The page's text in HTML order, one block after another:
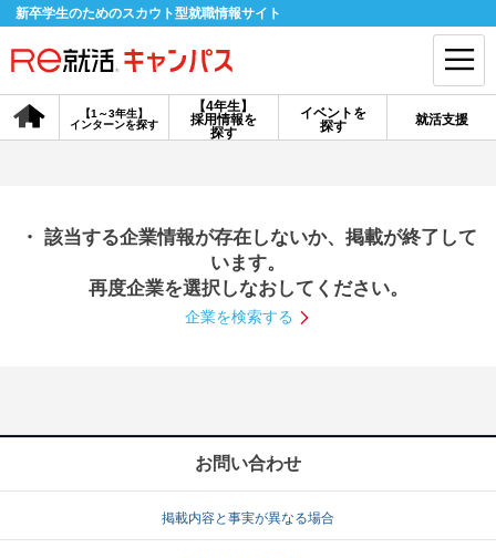
新卒学生のためのスカウト型就職情報サイト
【4年生】
採用情報を
探す
【1～3年生】
インターンを探す
イベントを
探す
就活支援
会員登録 ログイン
探す
【4年生】
説明会を探す
就活ノウハウ・サポート
・ 該当する企業情報が存在しないか、掲載が終了して
います。
再度企業を選択しなおしてください。
企業を検索する
お問い合わせ
掲載内容と事実が異なる場合